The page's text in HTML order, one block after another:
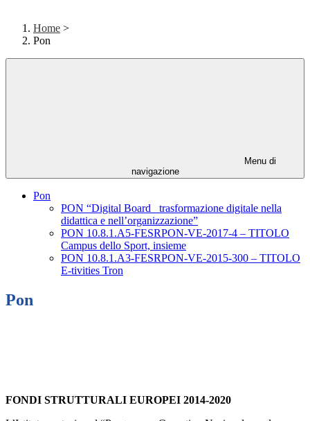
Home >
Pon
Menu di
navigazione
Pon
PON “Digital Board_ trasformazione digitale nella
didattica e nell’organizzazione”
PON 10.8.1.A5-FESRPON-VE-2017-4 – TITOLO
Campus dello Sport, insieme
PON 10.8.1.A3-FESRPON-VE-2015-300 – TITOLO
E-tivities Tron
Pon
FONDI STRUTTURALI EUROPEI 2014-2020